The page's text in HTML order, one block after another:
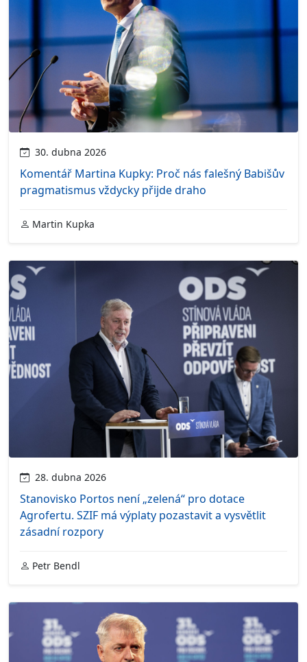
30. dubna 2026
Komentář Martina Kupky: Proč nás falešný Babišův
pragmatismus vždycky přijde draho
Martin Kupka
28. dubna 2026
Stanovisko Portos není „zelená“ pro dotace
Agrofertu. SZIF má výplaty pozastavit a vysvětlit
zásadní rozpory
Petr Bendl